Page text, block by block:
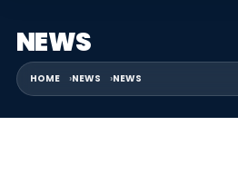
NEWS
HOME NEWS NEWS